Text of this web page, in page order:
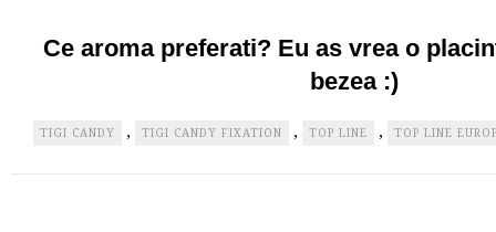
Ce aroma preferati? Eu as vrea o
bezea :)
TIGI CANDY , TIGI CANDY FIXATION , TOP LINE , TOP LINE